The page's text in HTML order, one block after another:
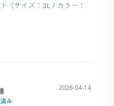
（サイズ：3L / カラー：
み
2026-04-14